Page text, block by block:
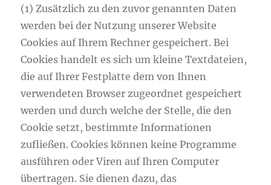
(1) Zusätzlich zu den zuvor genannten Daten
werden bei der Nutzung unserer Website
Cookies auf Ihrem Rechner gespeichert. Bei
Cookies handelt es sich um kleine Textdateien,
die auf Ihrer Festplatte dem von Ihnen
verwendeten Browser zugeordnet gespeichert
werden und durch welche der Stelle, die den
Cookie setzt, bestimmte Informationen
zufließen. Cookies können keine Programme
ausführen oder Viren auf Ihren Computer
übertragen. Sie dienen dazu, das